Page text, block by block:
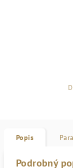
Popis
Podrobný